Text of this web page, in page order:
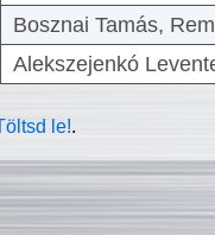
Bosznai Tamás,
Alekszejenkó
le!.